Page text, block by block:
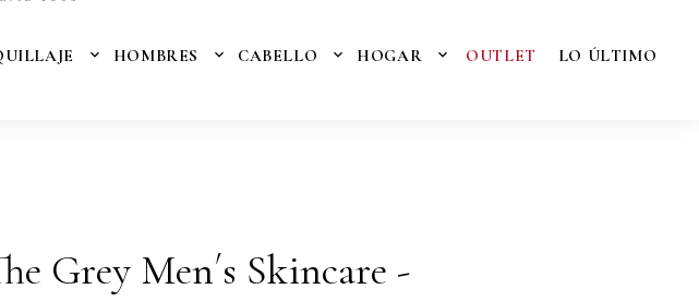
HOMBRES CABELLO HOGAR OUTLET
LO ÚLTIMO
Grey Men´s Skincare -